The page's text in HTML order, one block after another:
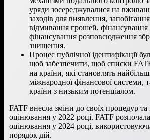
уряди зосереджувалися на
заходів для виявлення,
відмивання грошей, фінансування
фінансування розповсюдження
знищення.
Процес публічної ідентифікації
щоб забезпечити, щоб списки
на країни, які становлять
міжнародної фінансової системи,
країни з низьким потенціалом.
FATF внесла зміни до своїх процедур та
оцінювання у 2022 році. FATF
оцінювання у 2024 році,
порядок дій.